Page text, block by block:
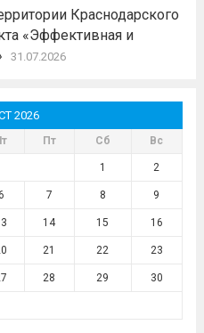
Краснодарского
«Эффективная и
31.07.2026
2026
Пт Сб Вс
1 2
7 8 9
14 15 16
21 22 23
28 29 30